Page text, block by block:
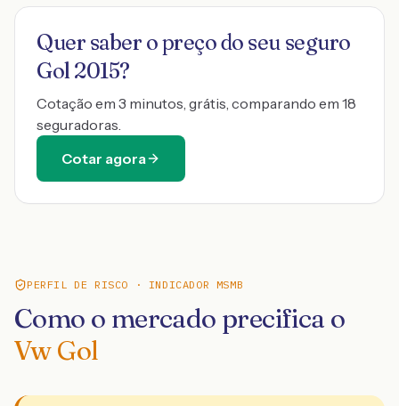
Quer saber o preço do seu seguro
Gol 2015?
Cotação em 3 minutos, grátis, comparando em 18
seguradoras.
Cotar agora
PERFIL DE RISCO · INDICADOR MSMB
Como o mercado precifica o
Vw Gol